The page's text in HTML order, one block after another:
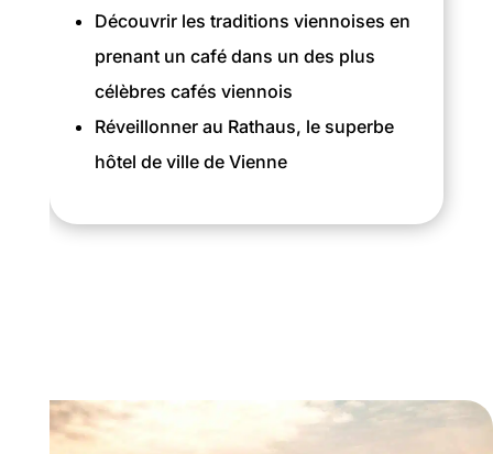
Découvrir les traditions viennoises en
prenant un café dans un des plus
célèbres cafés viennois
Réveillonner au Rathaus, le superbe
hôtel de ville de Vienne